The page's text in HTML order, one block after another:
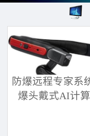
防爆远程专家系
爆头戴式AI计